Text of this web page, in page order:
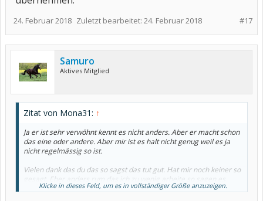
#17
24. Februar 2018 Zuletzt bearbeitet: 24. Februar 2018
Samuro
Aktives Mitglied
Zitat von Mona31: ↑
Ja er ist sehr verwöhnt kennt es nicht anders. Aber er macht schon
das eine oder andere. Aber mir ist es halt nicht genug weil es ja
nicht regelmässig so ist.
Vielen dank das du das so sagst das tut gut. Hat mir noch keiner so
gesagt. Eher anders rum das ich zu wenig arbeite so sagen es
auch meine Eltern.
Klicke in dieses Feld, um es in vollständiger Größe anzuzeigen.